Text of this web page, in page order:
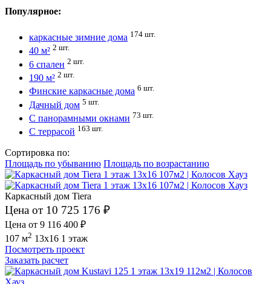
Популярное:
каркасные зимние дома 174 шт.
40 м² 2 шт.
6 спален 2 шт.
190 м² 2 шт.
Финские каркасные дома 6 шт.
Дачный дом 5 шт.
С панорамными окнами 73 шт.
С террасой 163 шт.
Сортировка по:
Площадь по убыванию Площадь по возрастанию
Каркасный дом Tiera
Цена от 10 725 176 ₽
Цена от 9 116 400 ₽
107 м2 13x16 1 этаж
Посмотреть проект
Заказать расчет